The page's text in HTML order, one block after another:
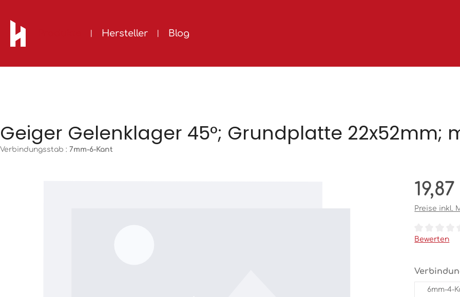
Hersteller Blog
Geiger Gelenklager 45°; Grundplatte 22x52mm;
Verbindungsstab : 7mm-6-Kant
Regulärer
Preise inkl.
Bewerten
6mm-4-